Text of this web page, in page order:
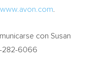
www.avon.com
con Susan
282-6066